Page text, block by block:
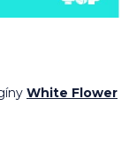
White Flower